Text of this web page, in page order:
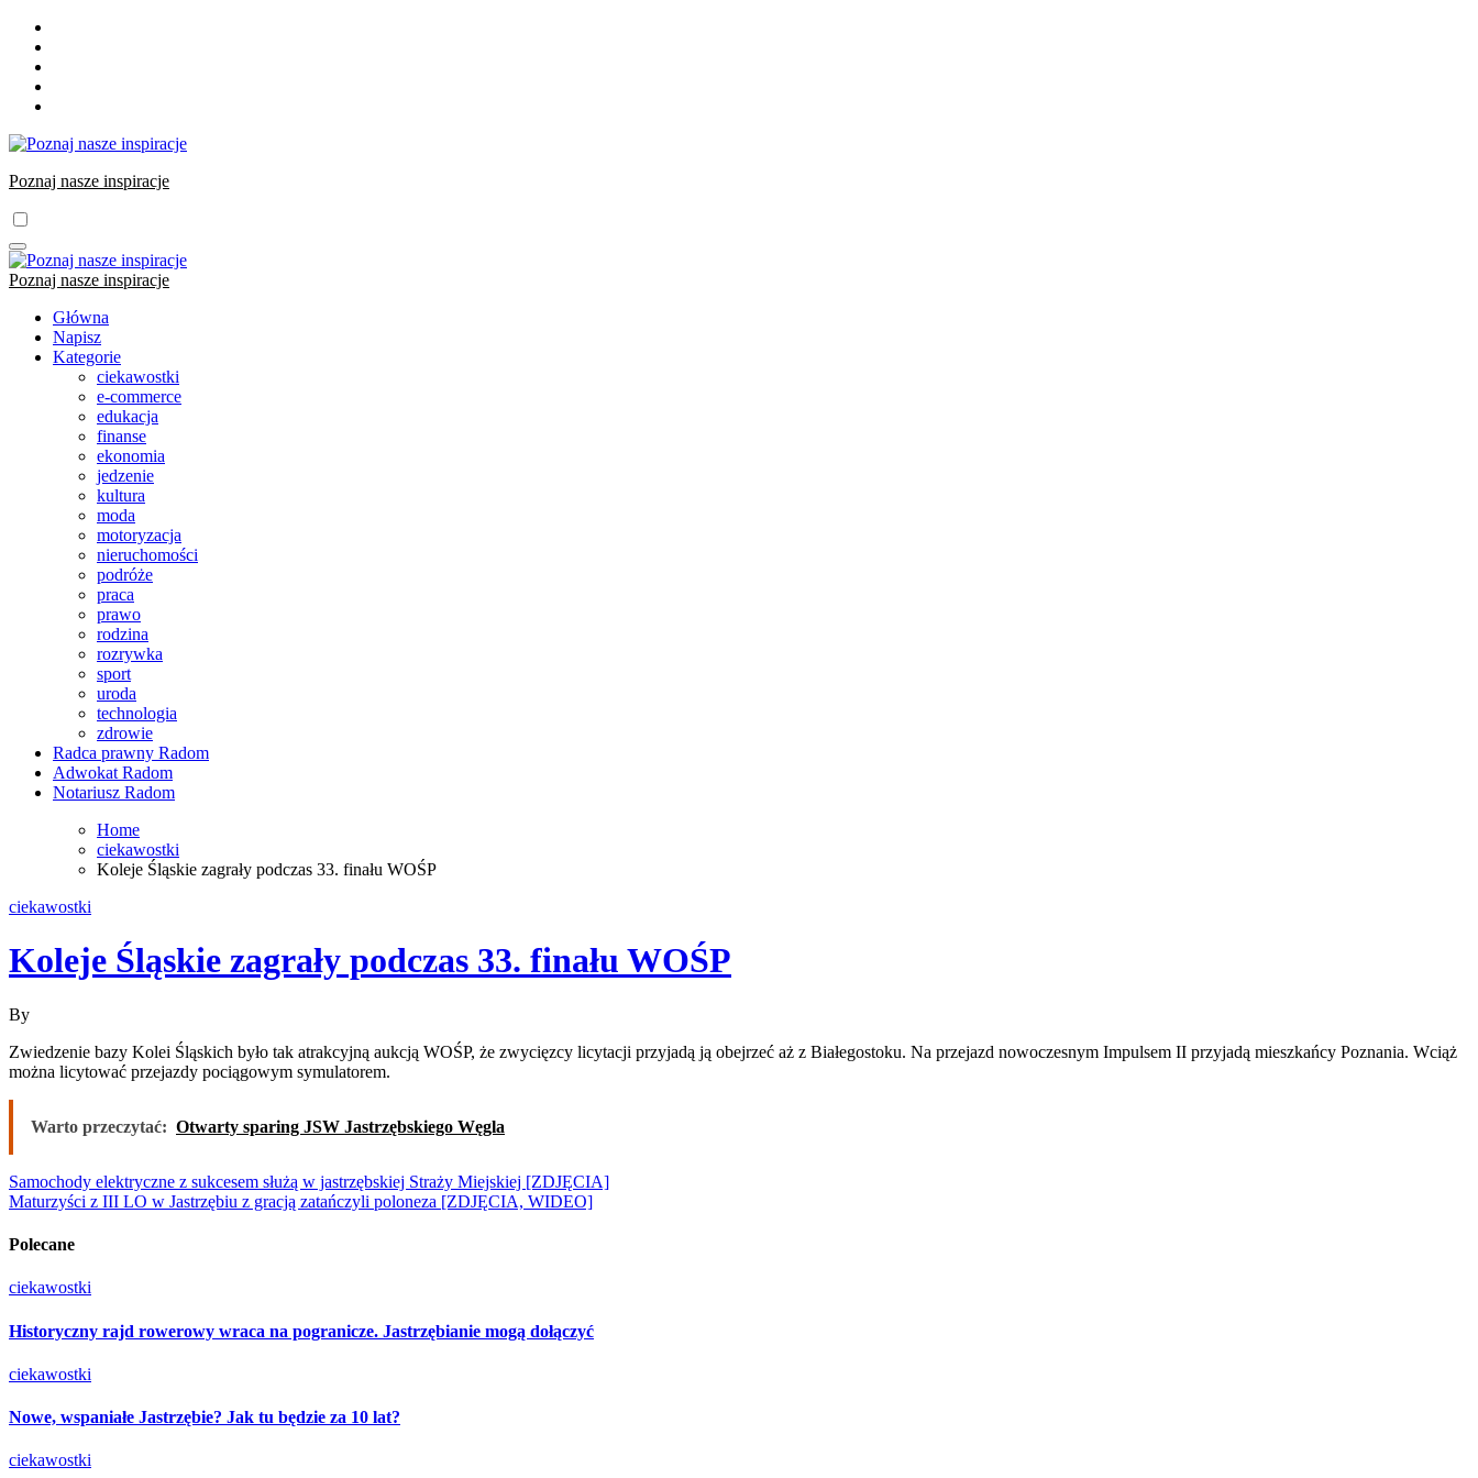
Skip
content
Poznaj nasze inspiracje
Poznaj nasze inspiracje
Główna
Napisz
Kategorie
ciekawostki
e-commerce
edukacja
finanse
ekonomia
jedzenie
kultura
moda
motoryzacja
nieruchomości
podróże
praca
prawo
rodzina
rozrywka
sport
uroda
technologia
zdrowie
Radca prawny Radom
Adwokat Radom
Notariusz Radom
Home
ciekawostki
Koleje Śląskie zagrały podczas 33. finału WOŚP
ciekawostki
Koleje Śląskie zagrały podczas 33. finału WOŚP
By
Zwiedzenie bazy Kolei Śląskich było tak atrakcyjną aukcją WOŚP, że zwycięzcy licytacji przyjadą ją obejrzeć aż z Białegostoku. Na przejazd nowoczesnym Impulsem II przyjadą mieszkańcy Poznania. Wciąż
można licytować przejazdy pociągowym symulatorem.
Warto przeczytać: Otwarty sparing JSW Jastrzębskiego Węgla
Nawigacja
wpisu
Samochody elektryczne z sukcesem służą w jastrzębskiej Straży Miejskiej [ZDJĘCIA]
Maturzyści z III LO w Jastrzębiu z gracją zatańczyli poloneza [ZDJĘCIA, WIDEO]
Polecane
ciekawostki
Historyczny rajd rowerowy wraca na pogranicze. Jastrzębianie mogą dołączyć
ciekawostki
Nowe, wspaniałe Jastrzębie? Jak tu będzie za 10 lat?
ciekawostki